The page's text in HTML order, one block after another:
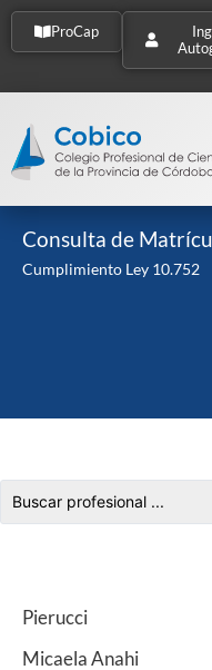
ProCap
Consulta de
Cumplimiento Ley 10.752
Pierucci
Micaela Anahi